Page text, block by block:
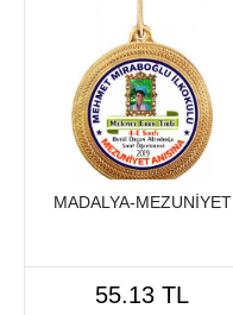
MADALYA-MEZUNİYET
55.13 TL